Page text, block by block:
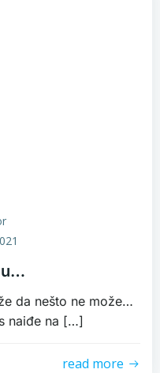
da nešto ne može…
naiđe na […]
read more